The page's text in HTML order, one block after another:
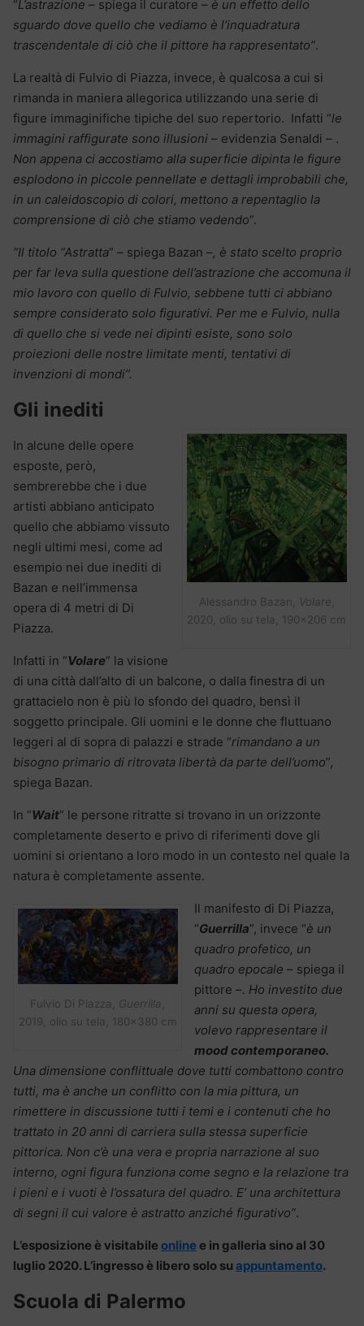
“L’astrazione – spiega il curatore – è un effetto dello
sguardo dove quello che vediamo è l’inquadratura
trascendentale di ciò che il pittore ha rappresentato”.
La realtà di Fulvio di Piazza, invece, è qualcosa a cui si
rimanda in maniera allegorica utilizzando una serie di
figure immaginifiche tipiche del suo repertorio. Infatti “le
immagini raffigurate sono illusioni – evidenzia Senaldi – .
Non appena ci accostiamo alla superficie dipinta le figure
esplodono in piccole pennellate e dettagli improbabili che,
in un caleidoscopio di colori, mettono a repentaglio la
comprensione di ciò che stiamo vedendo”.
“Il titolo “Astratta” – spiega Bazan –, è stato scelto proprio
per far leva sulla questione dell’astrazione che accomuna il
mio lavoro con quello di Fulvio, sebbene tutti ci abbiano
sempre considerato solo figurativi. Per me e Fulvio, nulla
di quello che si vede nei dipinti esiste, sono solo
proiezioni delle nostre limitate menti, tentativi di
invenzioni di mondi”.
Gli inediti
Alessandro Bazan, Volare
2020, olio su tela, 190×206 cm
In alcune delle opere
esposte, però,
sembrerebbe che i due
artisti abbiano anticipato
quello che abbiamo vissuto
negli ultimi mesi, come ad
esempio nei due inediti di
Bazan e nell’immensa
opera di 4 metri di Di
Piazza.
Infatti in “Volare” la visione
di una città dall’alto di un balcone, o dalla finestra di un
grattacielo non è più lo sfondo del quadro, bensì il
soggetto principale. Gli uomini e le donne che fluttuano
leggeri al di sopra di palazzi e strade “rimandano a un
bisogno primario di ritrovata libertà da parte dell’uomo”,
spiega Bazan.
In “Wait” le persone ritratte si trovano in un orizzonte
completamente deserto e privo di riferimenti dove gli
uomini si orientano a loro modo in un contesto nel quale la
natura è completamente assente.
Fulvio Di Piazza, Guerrilla
2019, olio su tela, 180×380 cm
Il manifesto di Di Piazza,
“Guerrilla”, invece “è un
quadro profetico, un
quadro epocale – spiega il
pittore –. Ho investito due
anni su questa opera,
volevo rappresentare il
mood contemporaneo.
Una dimensione conflittuale dove tutti combattono contro
tutti, ma è anche un conflitto con la mia pittura, un
rimettere in discussione tutti i temi e i contenuti che ho
trattato in 20 anni di carriera sulla stessa superficie
pittorica. Non c’è una vera e propria narrazione al suo
interno, ogni figura funziona come segno e la relazione tra
i pieni e i vuoti è l’ossatura del quadro. E’ una architettura
di segni il cui valore è astratto anziché figurativo”.
L’esposizione è visitabile online e in galleria sino al 30
luglio 2020. L’ingresso è libero solo suappuntamento.
Scuola di Palermo